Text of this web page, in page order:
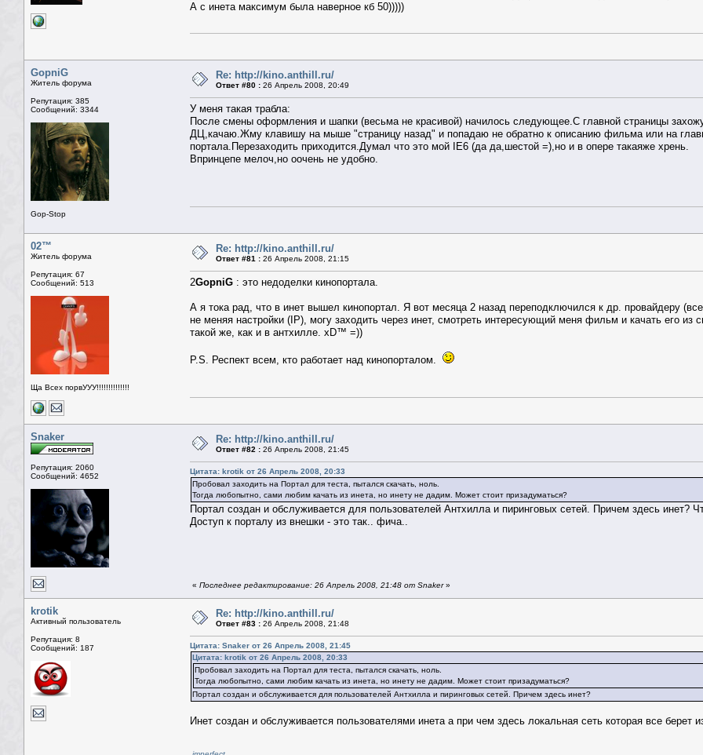
А с инета максимум была наверное кб 50)))))
GopniG
Житель форума
Репутация: 385
Сообщений: 3344
Gop-Stop
Re: http://kino.anthill.ru/
Ответ #80 : 26 Апрель 2008, 20:49
У меня такая трабла:
После смены оформления и шапки (весьма не красивой) начилось следующее.С главной страницы
ДЦ,качаю.Жму клавишу на мыше "страницу назад" и попадаю не обратно к описанию фильма или на
портала.Перезаходить приходится.Думал что это мой IE6 (да да,шестой =),но и в опере такаяже хрень.
Впринцепе мелоч,но оочень не удобно.
02™
Житель форума
Репутация: 67
Сообщений: 513
Ща Всех порвУУУ!!!!!!!!!!!!!!
Re: http://kino.anthill.ru/
Ответ #81 : 26 Апрель 2008, 21:15
2GopniG : это недоделки кинопортала.
А я тока рад, что в инет вышел кинопортал. Я вот месяца 2 назад переподключился к др. провайдеру
не меняя настройки (IP), могу заходить через инет, cмотреть интересующий меня фильм и качать его из
такой же, как и в антхилле. xD™ =))
P.S. Респект всем, кто работает над кинопорталом.
Snaker
Репутация: 2060
Сообщений: 4652
Re: http://kino.anthill.ru/
Ответ #82 : 26 Апрель 2008, 21:45
Цитата: krotik от 26 Апрель 2008, 20:33
Пробовал заходить на Портал для теста, пытался скачать, ноль.
Тогда любопытно, сами любим качать из инета, но инету не дадим. Может стоит призадуматься?
Портал создан и обслуживается для пользователей Антхилла и пиринговых сетей. Причем здесь инет?
Доступ к порталу из внешки - это так.. фича..
« Последнее редактирование: 26 Апрель 2008, 21:48 от Snaker»
krotik
Активный пользователь
Репутация: 8
Сообщений: 187
Re: http://kino.anthill.ru/
Ответ #83 : 26 Апрель 2008, 21:48
Цитата: Snaker от 26 Апрель 2008, 21:45
Цитата: krotik от 26 Апрель 2008, 20:33
Пробовал заходить на Портал для теста, пытался скачать, ноль.
Тогда любопытно, сами любим качать из инета, но инету не дадим. Может стоит призадуматься?
Портал создан и обслуживается для пользователей Антхилла и пиринговых сетей. Причем здесь инет?
Инет создан и обслуживается пользователями инета а при чем здесь локальная сеть которая все берет